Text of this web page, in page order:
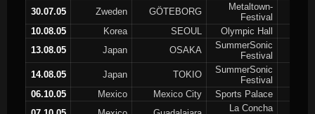
30.07.05 Zweden GÖTEBORG
Metaltown-
Festival
10.08.05
Korea SEOUL
Olympic Hall
13.08.05
Japan OSAKA
SummerSonic
Festival
14.08.05
Japan TOKIO
SummerSonic
Festival
06.10.05
Mexico Mexico City
Sports Palace
La Concha